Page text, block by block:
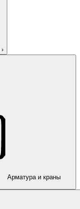
›
Арматура и краны